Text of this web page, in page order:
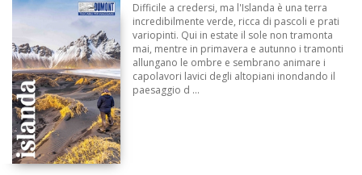
Difficile a credersi, ma l'Islanda è una terra
incredibilmente verde, ricca di pascoli e prati
variopinti. Qui in estate il sole non tramonta
mai, mentre in primavera e autunno i tramonti
allungano le ombre e sembrano animare i
capolavori lavici degli altopiani inondando il
paesaggio d ...